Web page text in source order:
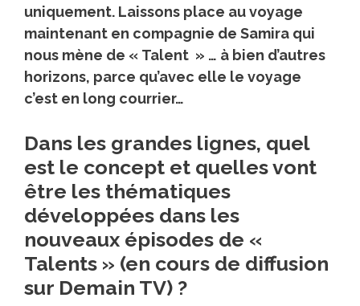
uniquement. Laissons place au voyage
maintenant en compagnie de Samira qui
nous mène de « Talent » … à bien d’autres
horizons, parce qu’avec elle le voyage
c’est en long courrier…
Dans les grandes lignes, quel
est le concept et quelles vont
être les thématiques
développées dans les
nouveaux épisodes de «
Talents » (en cours de diffusion
sur Demain TV) ?